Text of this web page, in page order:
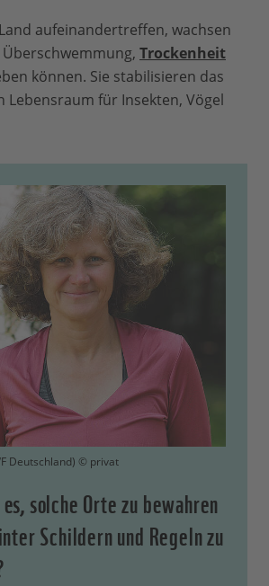
aufeinandertreffen, wachsen
Trockenheit
können. Sie stabilisieren das
Lebensraum für Insekten, Vögel
Deutschland) © privat
solche Orte zu bewahren
Schildern und Regeln zu